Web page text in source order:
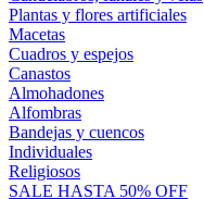
Plantas y flores artificiales
Macetas
Cuadros y espejos
Canastos
Almohadones
Alfombras
Bandejas y cuencos
Individuales
Religiosos
SALE HASTA 50% OFF